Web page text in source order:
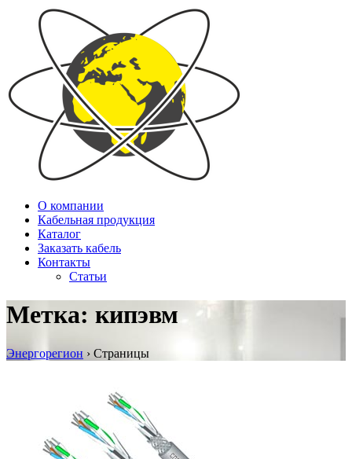
О компании
Кабельная продукция
Каталог
Заказать кабель
Контакты
Статьи
Метка: кипэвм
Энергорегион › Страницы